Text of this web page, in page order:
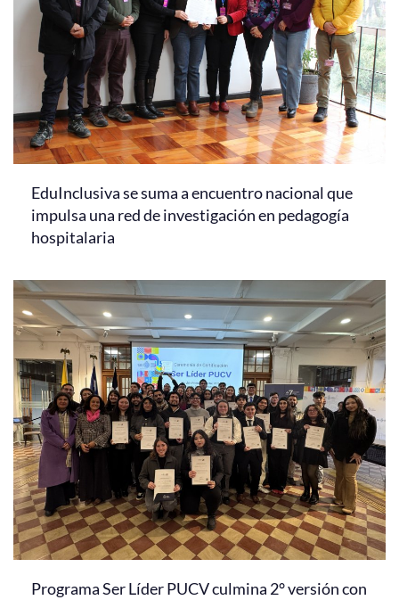
EduInclusiva se suma a encuentro nacional que
impulsa una red de investigación en pedagogía
hospitalaria
Programa Ser Líder PUCV culmina 2° versión con